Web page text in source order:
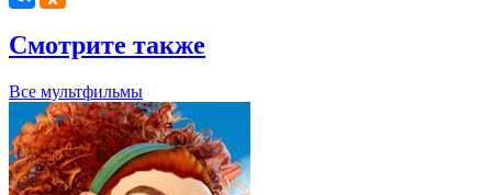
Смотрите также
Все мультфильмы